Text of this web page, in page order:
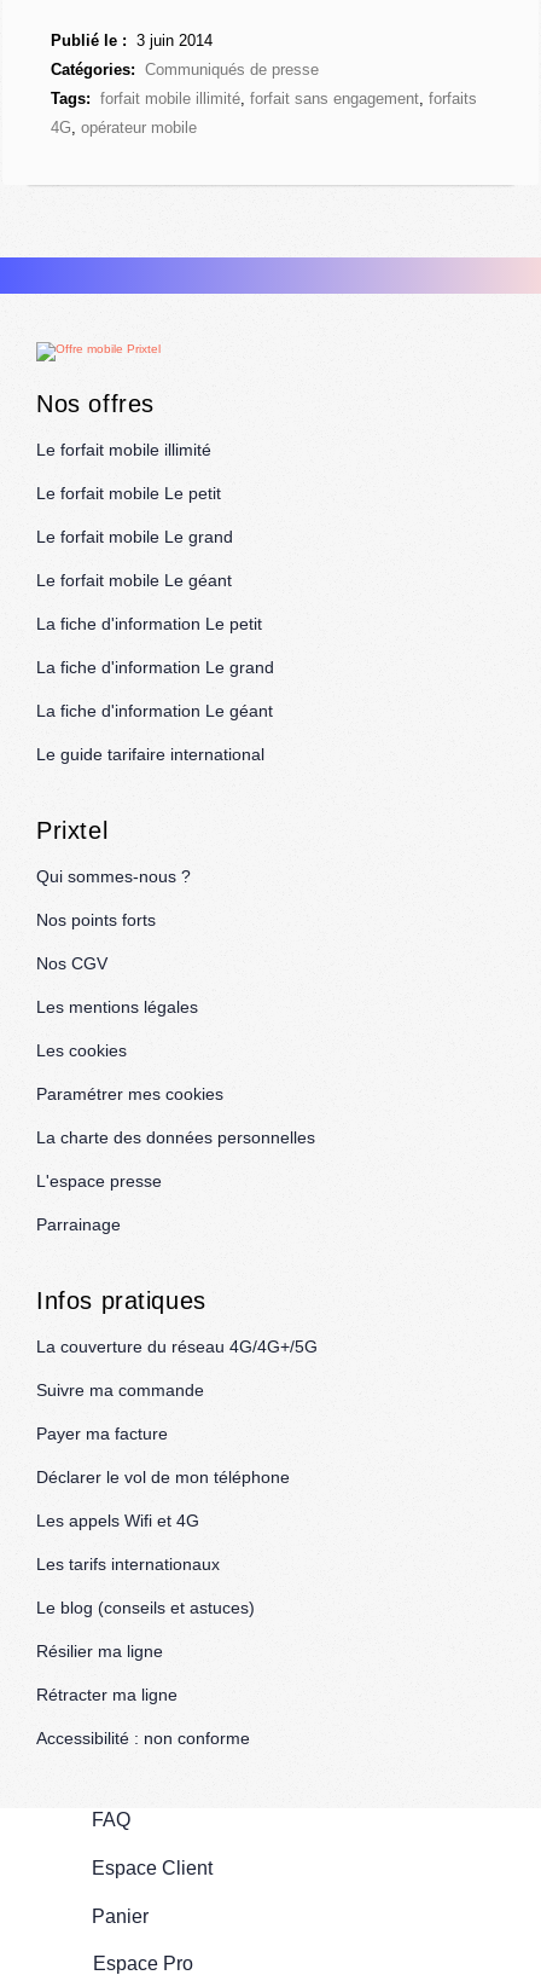
Publié le : 3 juin 2014
Catégories:
Communiqués de presse
Tags:
forfait mobile illimité,forfait sans engagement,forfaits
4G,opérateur mobile
Nos offres
Le forfait mobile illimité
Le forfait mobile Le petit
Le forfait mobile Le grand
Le forfait mobile Le géant
La fiche d'information Le petit
La fiche d'information Le grand
La fiche d'information Le géant
Le guide tarifaire international
Prixtel
Qui sommes-nous ?
Nos points forts
Nos CGV
Les mentions légales
Les cookies
Paramétrer mes cookies
La charte des données personnelles
L'espace presse
Parrainage
Infos pratiques
La couverture du réseau 4G/4G+/5G
Suivre ma commande
Payer ma facture
Déclarer le vol de mon téléphone
Les appels Wifi et 4G
Les tarifs internationaux
Le blog (conseils et astuces)
Résilier ma ligne
Rétracter ma ligne
Accessibilité : non conforme
FAQ
Espace Client
Panier
Espace Pro